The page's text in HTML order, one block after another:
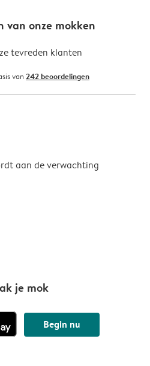
van onze mokken
tevreden klanten
van 242 beoordelingen
aan de verwachting
je mok
Begin nu